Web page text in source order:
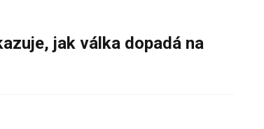
jak válka dopadá na